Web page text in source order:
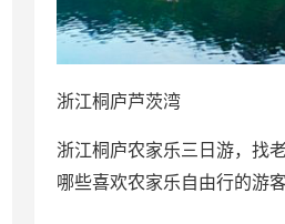
浙江桐庐芦茨湾
浙江桐庐农家乐三日游，找
哪些喜欢农家乐自由行的游